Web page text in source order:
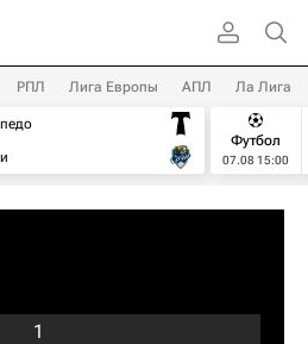
РПЛ Лига Европы АПЛ Ла Лига
Футбол
07.08 15:00
1